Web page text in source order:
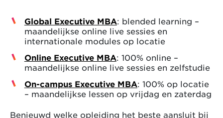
Global Executive MBA: blended learning –
maandelijkse online live sessies en
internationale modules op locatie
Online Executive MBA: 100% online –
maandelijkse online live sessies en zelfstudie
On-campus Executive MBA: 100% op locatie
– maandelijkse lessen op vrijdag en zaterdag
Benieuwd welke opleiding het beste aansluit bij